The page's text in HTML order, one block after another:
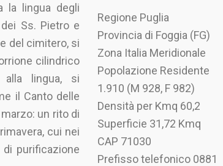
la lingua degli
Ss. Pietro e
del cimitero, si
cilindrico
alla lingua, si
il Canto delle
un rito di
cui nei
purificazione
Regione Puglia
Provincia di Foggia (FG)
Zona Italia Meridionale
Popolazione Residente
1.910 (M 928, F 982)
Densità per Kmq 60,2
Superficie 31,72 Kmq
CAP 71030
Prefisso telefonico 0881